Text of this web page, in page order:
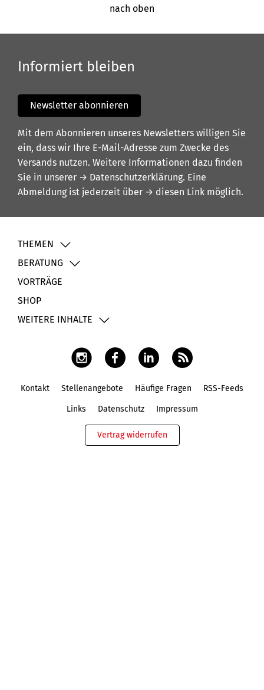
nach oben
Informiert bleiben
Newsletter abonnieren
Mit dem Abonnieren unseres Newsletters willigen Sie
ein, dass wir Ihre E-Mail-Adresse zum Zwecke des
Versands nutzen. Weitere Informationen dazu finden
Sie in unserer → Datenschutzerklärung. Eine
Abmeldung ist jederzeit über → diesen Link möglich.
THEMEN
BERATUNG
VORTRÄGE
SHOP
WEITERE INHALTE
Kontakt Stellenangebote Häufige Fragen RSS-Feeds
Links Datenschutz Impressum
Vertrag widerrufen